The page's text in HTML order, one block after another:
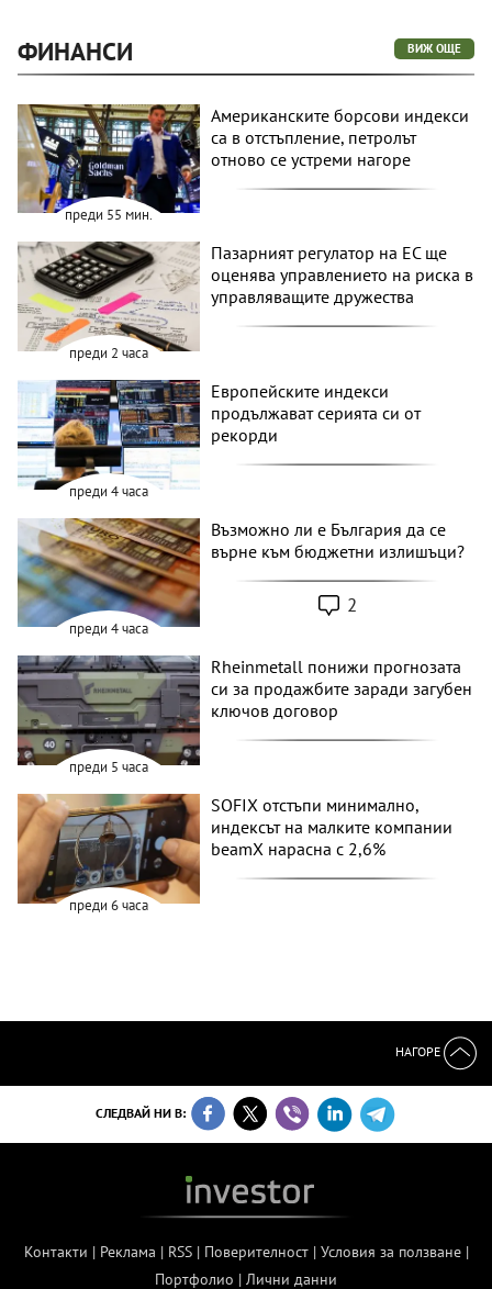
ФИНАНСИ ВИЖ ОЩЕ
преди 55 мин.
Американските борсови индекси
са в отстъпление, петролът
отново се устреми нагоре
преди 2 часа
Пазарният регулатор на ЕС ще
оценява управлението на риска в
управляващите дружества
преди 4 часа
Европейските индекси
продължават серията си от
рекорди
преди 4 часа
Възможно ли е България да се
върне към бюджетни излишъци?
2
преди 5 часа
Rheinmetall понижи прогнозата
си за продажбите заради загубен
ключов договор
преди 6 часа
SOFIX отстъпи минимално,
индексът на малките компании
beamX нарасна с 2,6%
НАГОРЕ
СЛЕДВАЙ НИ В:
Контакти | Реклама | RSS| Поверителност| Условия за ползване|
Портфолио | Лични данни